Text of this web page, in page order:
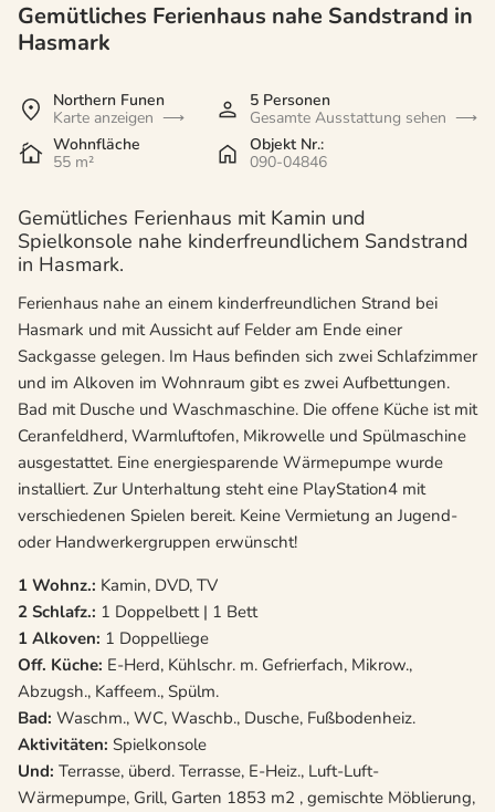
Gemütliches Ferienhaus nahe Sandstrand in
Hasmark
Northern Funen
Karte anzeigen
5 Personen
Gesamte Ausstattung sehen
Wohnfläche
55 m²
Objekt Nr.:
090-04846
Gemütliches Ferienhaus mit Kamin und
Spielkonsole nahe kinderfreundlichem Sandstrand
in Hasmark.
Ferienhaus nahe an einem kinderfreundlichen Strand bei
Hasmark und mit Aussicht auf Felder am Ende einer
Sackgasse gelegen. Im Haus befinden sich zwei Schlafzimmer
und im Alkoven im Wohnraum gibt es zwei Aufbettungen.
Bad mit Dusche und Waschmaschine. Die offene Küche ist mit
Ceranfeldherd, Warmluftofen, Mikrowelle und Spülmaschine
ausgestattet. Eine energiesparende Wärmepumpe wurde
installiert. Zur Unterhaltung steht eine PlayStation4 mit
verschiedenen Spielen bereit. Keine Vermietung an Jugend-
oder Handwerkergruppen erwünscht!
1 Wohnz.: Kamin, DVD, TV
2 Schlafz.: 1 Doppelbett | 1 Bett
1 Alkoven: 1 Doppelliege
Off. Küche: E-Herd, Kühlschr. m. Gefrierfach, Mikrow.,
Abzugsh., Kaffeem., Spülm.
Bad: Waschm., WC, Waschb., Dusche, Fußbodenheiz.
Aktivitäten: Spielkonsole
Und: Terrasse, überd. Terrasse, E-Heiz., Luft-Luft-
Wärmepumpe, Grill, Garten 1853 m2 , gemischte Möblierung,